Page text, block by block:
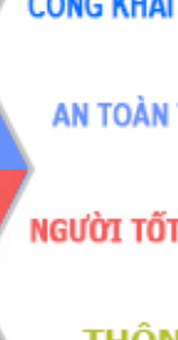
phá trong
Lắk
đổi số
dựng hạ
Tân
chí nhân Kỷ
Cách
khai thực